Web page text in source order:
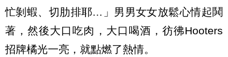
忙剝蝦、切肋排耶…」男男女女放鬆心情起鬨
著，然後大口吃肉，大口喝酒，彷彿Hooters
招牌橘光一亮，就點燃了熱情。